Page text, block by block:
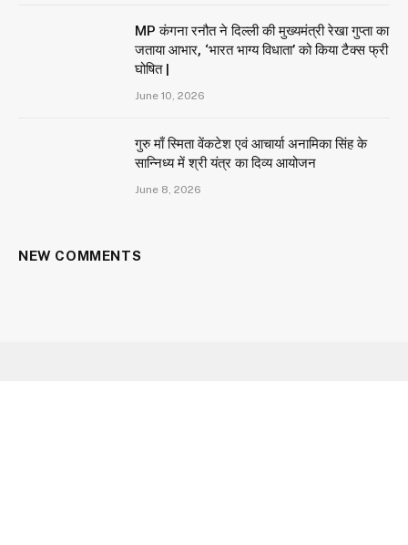
MP कंगना रनौत ने दिल्ली की मुख्यमंत्री रेखा गुप्ता का
जताया आभार, ‘भारत भाग्य विधाता’ को किया टैक्स फ्री
घोषित |
June 10, 2026
गुरु माँ स्मिता वेंकटेश एवं आचार्या अनामिका सिंह के
सान्निध्य में श्री यंत्र का दिव्य आयोजन
June 8, 2026
NEW COMMENTS